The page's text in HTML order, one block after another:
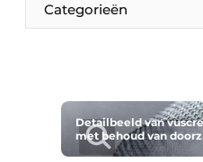
Categorieën
Detailbeeld van
met behoud van